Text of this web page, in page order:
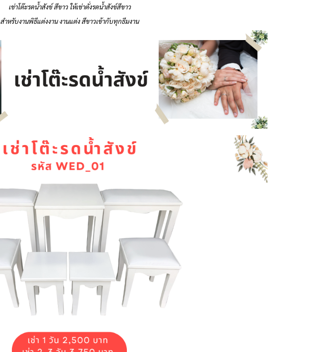
เช่าโต๊ะรดน้ำสังข์ สีขาว ให้เช่าตั่งรดน้ำสังข์สีขาว
สำหรับงานพิธีแต่งงาน งานแต่ง สีขาวเข้ากับทุกธีมงาน